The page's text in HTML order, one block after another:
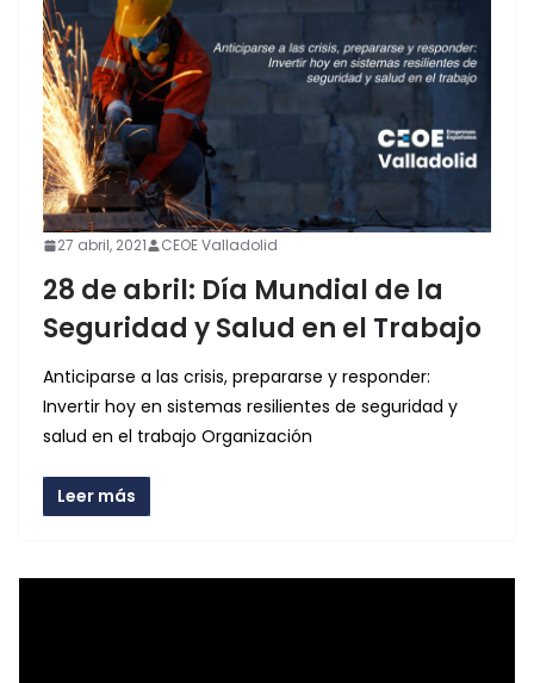
27 abril, 2021 CEOE Valladolid
28 de abril: Día Mundial de la
Seguridad y Salud en el Trabajo
Anticiparse a las crisis, prepararse y responder:
Invertir hoy en sistemas resilientes de seguridad y
salud en el trabajo Organización
Leer más